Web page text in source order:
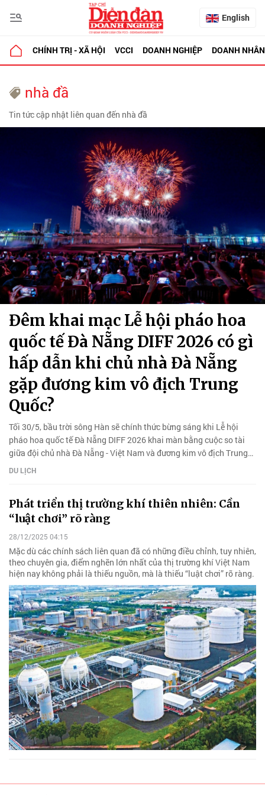
English
CHÍNH TRỊ - XÃ HỘI VCCI DOANH NGHIỆP DOANH NHÂN
nhà đầ
Tin tức cập nhật liên quan đến nhà đầ
Đêm khai mạc Lễ hội pháo hoa
quốc tế Đà Nẵng DIFF 2026 có gì
hấp dẫn khi chủ nhà Đà Nẵng
gặp đương kim vô địch Trung
Quốc?
Tối 30/5, bầu trời sông Hàn sẽ chính thức bừng sáng khi Lễ hội
pháo hoa quốc tế Đà Nẵng DIFF 2026 khai màn bằng cuộc so tài
giữa đội chủ nhà Đà Nẵng - Việt Nam và đương kim vô địch Trung
Quốc.
DU LỊCH
Phát triển thị trường khí thiên nhiên: Cần
“luật chơi” rõ ràng
28/12/2025 04:15
Mặc dù các chính sách liên quan đã có những điều chỉnh, tuy nhiên,
theo chuyên gia, điểm nghẽn lớn nhất của thị trường khí Việt Nam
hiện nay không phải là thiếu nguồn, mà là thiếu “luật chơi” rõ ràng.